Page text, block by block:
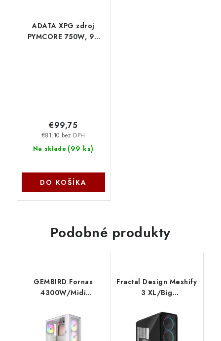
ADATA XPG zdroj
PYMCORE 750W, 92
Na sklade (99 ks)
€81,10 bez DPH
€99,75
DO KOŠÍKA
Podobné produkty
GEMBIRD Fornax
4300W/Midi
CCC-FC-4300W
Gembird
Fractal Design Meshify
3 XL/Big
Čierna FD-C-MES3X-04